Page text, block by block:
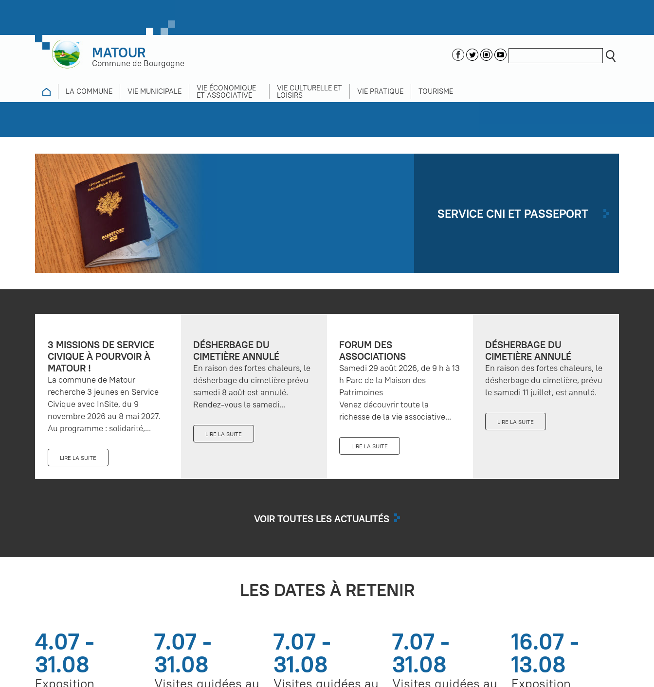
MATOUR
Commune de Bourgogne
LA COMMUNE VIE MUNICIPALE VIE ÉCONOMIQUE
ET ASSOCIATIVE
VIE CULTURELLE ET
LOISIRS VIE PRATIQUE TOURISME
SERVICE CNI ET PASSEPORT
3 MISSIONS DE SERVICE
CIVIQUE À POURVOIR À
MATOUR !
La commune de Matour
recherche 3 jeunes en Service
Civique avec InSite, du 9
novembre 2026 au 8 mai 2027.
Au programme : solidarité,...
LIRE LA SUITE
DÉSHERBAGE DU
CIMETIÈRE ANNULÉ
En raison des fortes chaleurs, le
désherbage du cimetière prévu
samedi 8 août est annulé.
Rendez-vous le samedi...
LIRE LA SUITE
FORUM DES
ASSOCIATIONS
Samedi 29 août 2026, de 9 h à 13
h Parc de la Maison des
Patrimoines
Venez découvrir toute la
richesse de la vie associative...
LIRE LA SUITE
DÉSHERBAGE DU
CIMETIÈRE ANNULÉ
En raison des fortes chaleurs, le
désherbage du cimetière, prévu
le samedi 11 juillet, est annulé.
LIRE LA SUITE
VOIR TOUTES LES ACTUALITÉS
LES DATES À RETENIR
4.07 -
31.08
Exposition
7.07 -
31.08
Visites guidées au
7.07 -
31.08
Visites guidées au
7.07 -
31.08
Visites guidées au
16.07 -
13.08
Exposition